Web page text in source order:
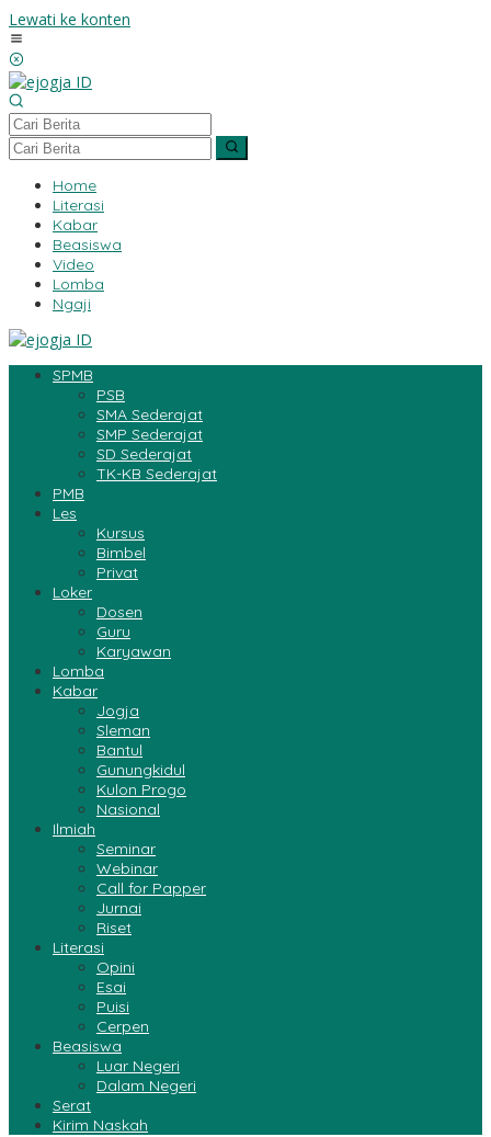
Lewati ke konten
Home
Literasi
Kabar
Beasiswa
Video
Lomba
Ngaji
SPMB
PSB
SMA Sederajat
SMP Sederajat
SD Sederajat
TK-KB Sederajat
PMB
Les
Kursus
Bimbel
Privat
Loker
Dosen
Guru
Karyawan
Lomba
Kabar
Jogja
Sleman
Bantul
Gunungkidul
Kulon Progo
Nasional
Ilmiah
Seminar
Webinar
Call for Papper
Jurnai
Riset
Literasi
Opini
Esai
Puisi
Cerpen
Beasiswa
Luar Negeri
Dalam Negeri
Serat
Kirim Naskah